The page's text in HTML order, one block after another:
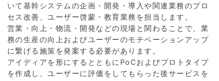
いて基幹システムの企画・開発・導入や関連業務のプロ
セス改善、ユーザー啓蒙・教育業務を担当します。
営業・向上・物流・開発などの現場と関わることで、業
務の生産の向上およびユーザーのモチベーションアップ
に繋げる施策を発案する必要があります。
アイディアを形にするとともにPoCおよびプロトタイプ
を作成し、ユーザーに評価をしてもらった後サービスを